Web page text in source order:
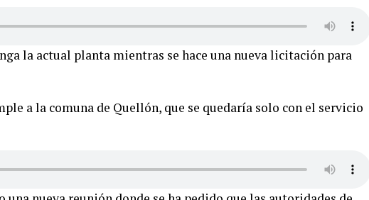
la actual planta mientras se hace una nueva licitación para
a la comuna de Quellón, que se quedaría solo con el servicio